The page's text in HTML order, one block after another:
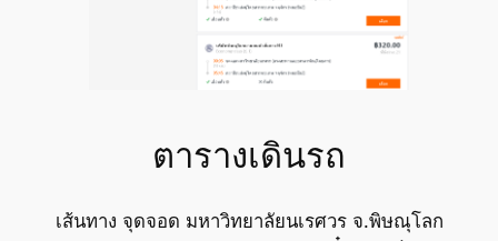
ตารางเดินรถ
เส้นทาง จุดจอด มหาวิทยาลัยนเรศวร จ.พิษณุโลก